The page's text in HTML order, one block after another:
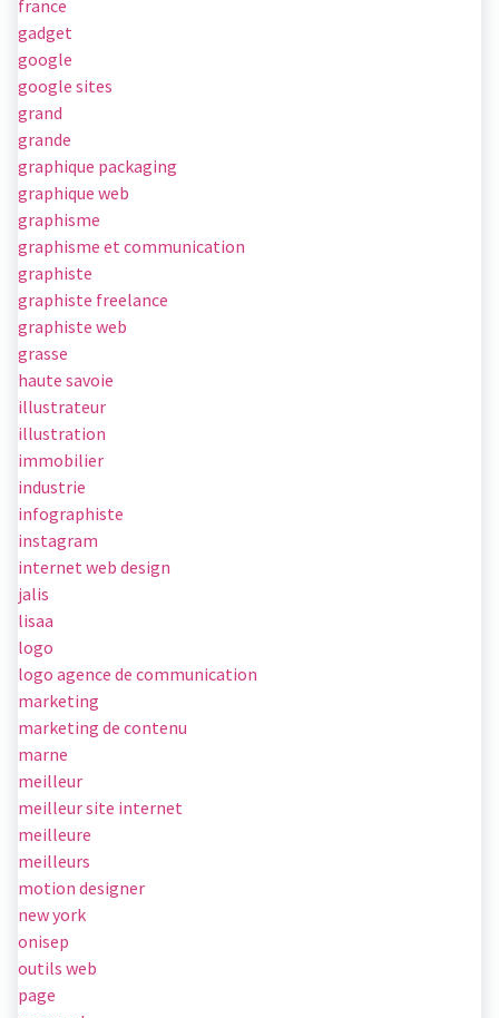
france
gadget
google
google sites
grand
grande
graphique packaging
graphique web
graphisme
graphisme et communication
graphiste
graphiste freelance
graphiste web
grasse
haute savoie
illustrateur
illustration
immobilier
industrie
infographiste
instagram
internet web design
jalis
lisaa
logo
logo agence de communication
marketing
marketing de contenu
marne
meilleur
meilleur site internet
meilleure
meilleurs
motion designer
new york
onisep
outils web
page